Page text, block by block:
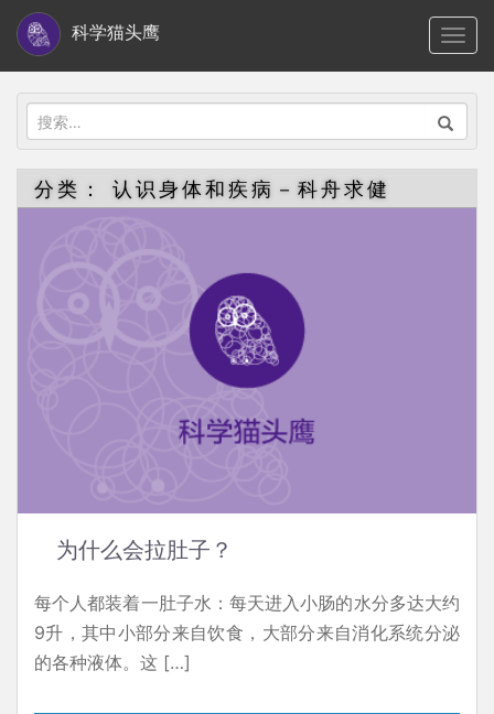
i
科学猫头鹰
搜
索：
分类： 认识身体和疾病－科舟求健
为什么会拉肚子？
每个人都装着一肚子水：每天进入小肠的水分多达大约
9升，其中小部分来自饮食，大部分来自消化系统分泌
的各种液体。这 […]